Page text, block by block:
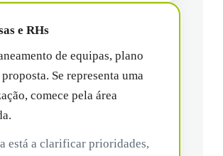
e RHs
de equipas, plano
Se representa uma
comece pela área
está a clarificar prioridades,